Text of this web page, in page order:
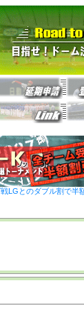
LGとのダブル割で半